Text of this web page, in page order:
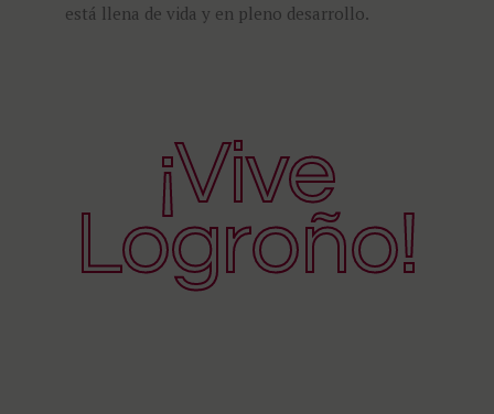
está llena de vida y en pleno desarrollo.
¡Vive
Logroño!